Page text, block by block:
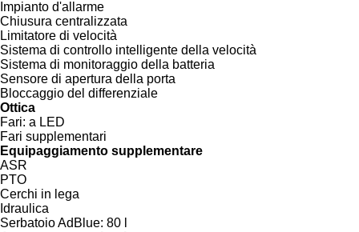
Impianto d'allarme
Chiusura centralizzata
Limitatore di velocità
Sistema di controllo intelligente della velocità
Sistema di monitoraggio della batteria
Sensore di apertura della porta
Bloccaggio del differenziale
Ottica
Fari: a LED
Fari supplementari
Equipaggiamento supplementare
ASR
PTO
Cerchi in lega
Idraulica
Serbatoio AdBlue: 80 l